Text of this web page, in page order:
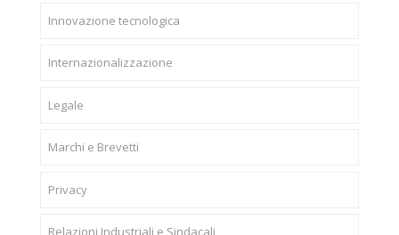
Innovazione tecnologica
Internazionalizzazione
Legale
Marchi e Brevetti
Privacy